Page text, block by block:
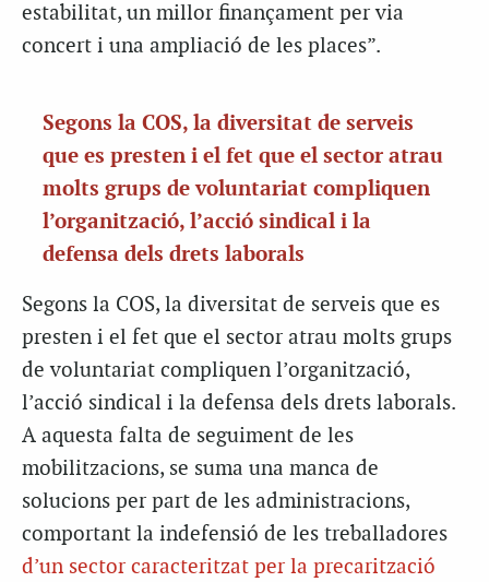
estabilitat, un millor finançament per via
concert i una ampliació de les places”.
Segons la COS, la diversitat de serveis
que es presten i el fet que el sector atrau
molts grups de voluntariat compliquen
l’organització, l’acció sindical i la
defensa dels drets laborals
Segons la COS, la diversitat de serveis que es
presten i el fet que el sector atrau molts grups
de voluntariat compliquen l’organització,
l’acció sindical i la defensa dels drets laborals.
A aquesta falta de seguiment de les
mobilitzacions, se suma una manca de
solucions per part de les administracions,
comportant la indefensió de les treballadores
d’un sector caracteritzat per la precarització